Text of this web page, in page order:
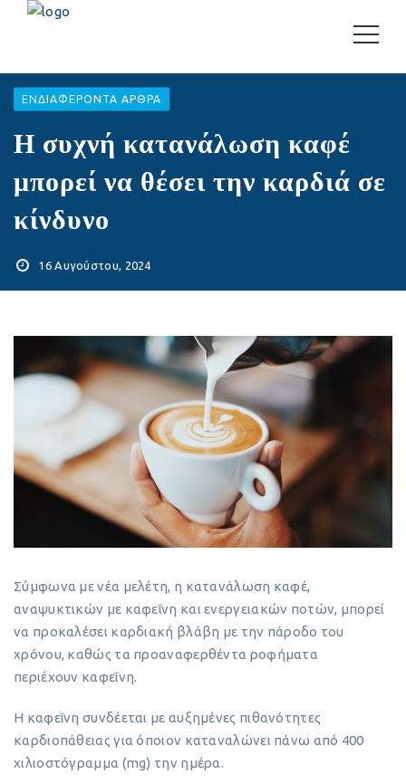
EΝΔΙΑΦΈΡΟΝΤΑ ΆΡΘΡΑ
Η συχνή κατανάλωση καφέ
μπορεί να θέσει την καρδιά σε
κίνδυνο
16 Αυγούστου, 2024
Σύμφωνα με νέα μελέτη, η κατανάλωση καφέ,
αναψυκτικών με καφεΐνη και ενεργειακών ποτών, μπορεί
να προκαλέσει καρδιακή βλάβη με την πάροδο του
χρόνου, καθώς τα προαναφερθέντα ροφήματα
περιέχουν καφεΐνη.
Η καφεΐνη συνδέεται με αυξημένες πιθανότητες
καρδιοπάθειας για όποιον καταναλώνει πάνω από 400
χιλιοστόγραμμα (mg) την ημέρα.